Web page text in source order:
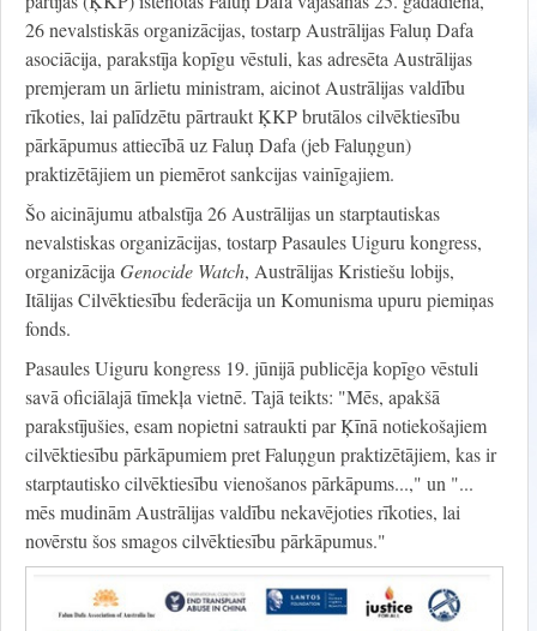
26 nevalstiskās organizācijas, tostarp Austrālijas Faluņ Dafa
asociācija, parakstīja kopīgu vēstuli, kas adresēta Austrālijas
premjeram un ārlietu ministram, aicinot Austrālijas valdību
rīkoties, lai palīdzētu pārtraukt ĶKP brutālos cilvēktiesību
pārkāpumus attiecībā uz Faluņ Dafa (jeb Faluņgun)
praktizētājiem un piemērot sankcijas vainīgajiem.
Šo aicinājumu atbalstīja 26 Austrālijas un starptautiskas
nevalstiskas organizācijas, tostarp Pasaules Uiguru kongress,
organizācijaGenocide Watch, Austrālijas Kristiešu lobijs,
Itālijas Cilvēktiesību federācija un Komunisma upuru piemiņas
fonds.
Pasaules Uiguru kongress 19. jūnijā publicēja kopīgo vēstuli
savā oficiālajā tīmekļa vietnē. Tajā teikts: "Mēs, apakšā
parakstījušies, esam nopietni satraukti par Ķīnā notiekošajiem
cilvēktiesību pārkāpumiem pret Faluņgun praktizētājiem, kas ir
starptautisko cilvēktiesību vienošanos pārkāpums...," un "...
mēs mudinām Austrālijas valdību nekavējoties rīkoties, lai
novērstu šos smagos cilvēktiesību pārkāpumus."